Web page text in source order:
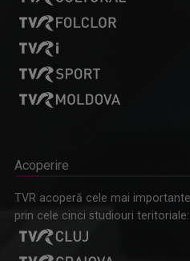
Acoperire
TVR acoperă cele mai
prin cele cinci studiouri teritoriale: